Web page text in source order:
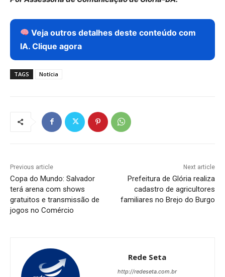
Veja outros detalhes deste conteúdo com
IA. Clique agora
TAGS Notícia
Previous article
Copa do Mundo: Salvador
terá arena com shows
gratuitos e transmissão de
jogos no Comércio
Next article
Prefeitura de Glória realiza
cadastro de agricultores
familiares no Brejo do Burgo
Rede Seta
http://redeseta.com.br